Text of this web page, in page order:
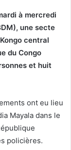
à mercredi
une secte
central
du Congo
et huit
ont eu lieu
Mayala dans le
policières.